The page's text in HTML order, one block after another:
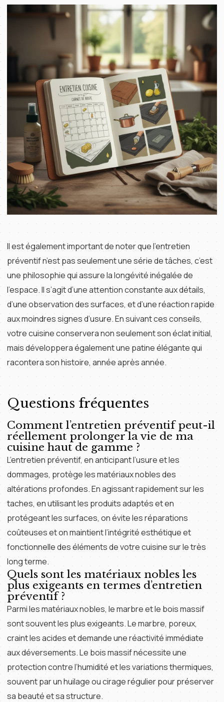
Il est également important de noter que l’entretien
préventif n’est pas seulement une série de tâches, c’est
une philosophie qui assure la longévité inégalée de
l’espace. Il s’agit d’une attention constante aux détails,
d’une observation des surfaces, et d’une réaction rapide
aux moindres signes d’usure. En suivant ces conseils,
votre cuisine conservera non seulement son éclat initial,
mais développera également une patine élégante qui
racontera son histoire, année après année.
Questions fréquentes
Comment l’entretien préventif peut-il
réellement prolonger la vie de ma
cuisine haut de gamme ?
L’entretien préventif, en anticipant l’usure et les
dommages, protège les matériaux nobles des
altérations profondes. En agissant rapidement sur les
taches, en utilisant les produits adaptés et en
protégeant les surfaces, on évite les réparations
coûteuses et on maintient l’intégrité esthétique et
fonctionnelle des éléments de votre cuisine sur le très
long terme.
Quels sont les matériaux nobles les
plus exigeants en termes d’entretien
préventif ?
Parmi les matériaux nobles, le marbre et le bois massif
sont souvent les plus exigeants. Le marbre, poreux,
craint les acides et demande une réactivité immédiate
aux déversements. Le bois massif nécessite une
protection contre l’humidité et les variations thermiques,
souvent par un huilage ou cirage régulier pour préserver
sa beauté et sa structure.